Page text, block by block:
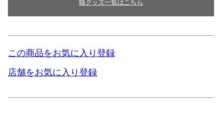
猫グッズ一覧はこちら
この商品をお気に入り登録
店舗をお気に入り登録